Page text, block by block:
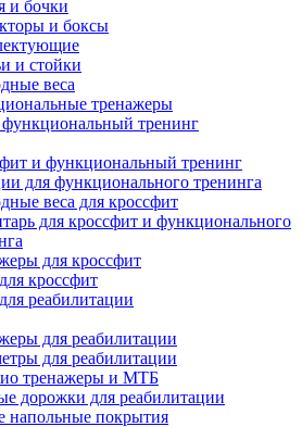
и бочки
и боксы
и стойки
веса
тренажеры
тренинг
и функциональный тренинг
для функционального тренинга
веса для кроссфит
для кроссфит и функционального
для кроссфит
кроссфит
реабилитации
для реабилитации
для реабилитации
тренажеры и МТБ
дорожки для реабилитации
напольные покрытия